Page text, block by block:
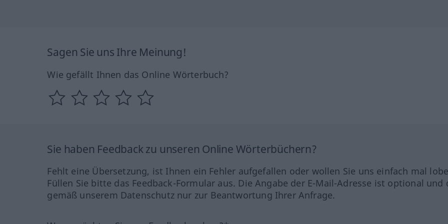
Sagen Sie uns Ihre Meinung!
Wie gefällt Ihnen das Online Wörterbuch?
Sie haben Feedback zu unseren Online Wörterbüchern?
Fehlt eine Übersetzung, ist Ihnen ein Fehler aufgefallen oder wollen Sie uns einfach mal
Füllen Sie bitte das Feedback-Formular aus. Die Angabe der E-Mail-Adresse ist optional und
gemäß unserem Datenschutz nur zur Beantwortung Ihrer Anfrage.